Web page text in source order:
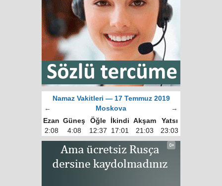
Namaz Vakitleri — 17 Temmuz 2019
←
Moskova
→
Ezan Güneş Öğle İkindi Akşam
Yatsı
2:08
4:08 12:37 17:01 21:03 23:03